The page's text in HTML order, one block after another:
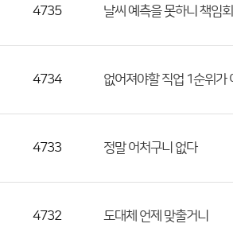
4735 날씨 예측을 못하니 책임
4734 없어져야할 직업 1순위가
4733 정말 어처구니 없다
4732 도대체 언제 맞출거니